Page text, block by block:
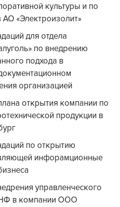
культуры и по
«Электроизолит»
для отдела
по внедрению
подхода в
организацией
открытия компании по
продукции в
по открытию
инфорамционные
управленческого
в компании ООО